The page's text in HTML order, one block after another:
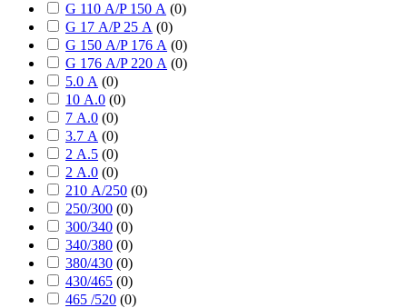
G 110 А/P 150 А (0)
G 17 А/P 25 А (0)
G 150 А/P 176 А (0)
G 176 А/P 220 А (0)
5.0 А (0)
10 А.0 (0)
7 А.0 (0)
3.7 А (0)
2 А.5 (0)
2 А.0 (0)
210 А/250 (0)
250/300 (0)
300/340 (0)
340/380 (0)
380/430 (0)
430/465 (0)
465 /520 (0)